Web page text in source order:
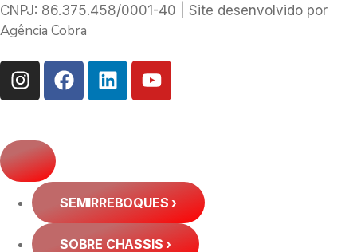
CNPJ: 86.375.458/0001-40 | Site desenvolvido por
Agência Cobra
SEMIRREBOQUES ›
SOBRE CHASSIS ›